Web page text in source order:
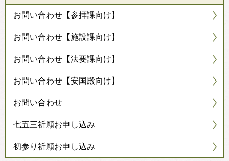
お問い合わせ【参拝課向け】
お問い合わせ【施設課向け】
お問い合わせ【法要課向け】
お問い合わせ【安国殿向け】
お問い合わせ
七五三祈願お申し込み
初参り祈願お申し込み